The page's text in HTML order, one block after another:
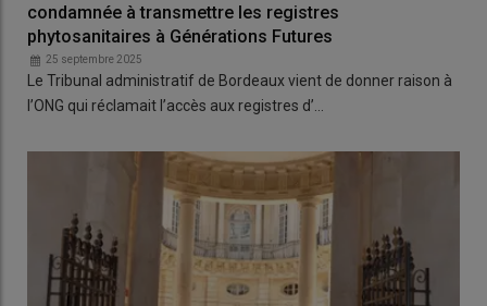
condamnée à transmettre les registres
phytosanitaires à Générations Futures
25 septembre 2025
Le Tribunal administratif de Bordeaux vient de donner raison à
l’ONG qui réclamait l’accès aux registres d’…